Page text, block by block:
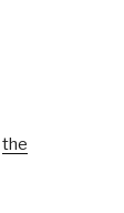
the